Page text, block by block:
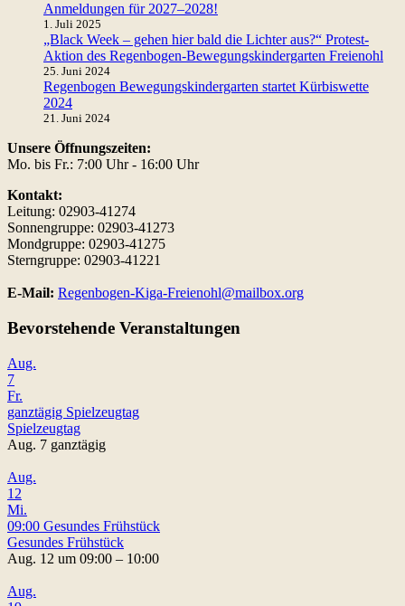
Anmeldungen für 2027–2028!
1. Juli 2025
„Black Week – gehen hier bald die Lichter aus?“ Protest-
Aktion des Regenbogen-Bewegungskindergarten Freienohl
25. Juni 2024
Regenbogen Bewegungskindergarten startet Kürbiswette
2024
21. Juni 2024
Unsere Öffnungszeiten:
Mo. bis Fr.: 7:00 Uhr - 16:00 Uhr
Kontakt:
Leitung: 02903-41274
Sonnengruppe: 02903-41273
Mondgruppe: 02903-41275
Sterngruppe: 02903-41221
E-Mail: Regenbogen-Kiga-Freienohl@mailbox.org
Bevorstehende Veranstaltungen
Aug.
7
Fr.
ganztägig Spielzeugtag
Spielzeugtag
Aug. 7 ganztägig
Aug.
12
Mi.
09:00 Gesundes Frühstück
Gesundes Frühstück
Aug. 12 um 09:00 – 10:00
Aug.